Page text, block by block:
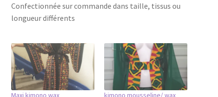
Confectionnée sur commande dans taille, tissus ou
longueur différents